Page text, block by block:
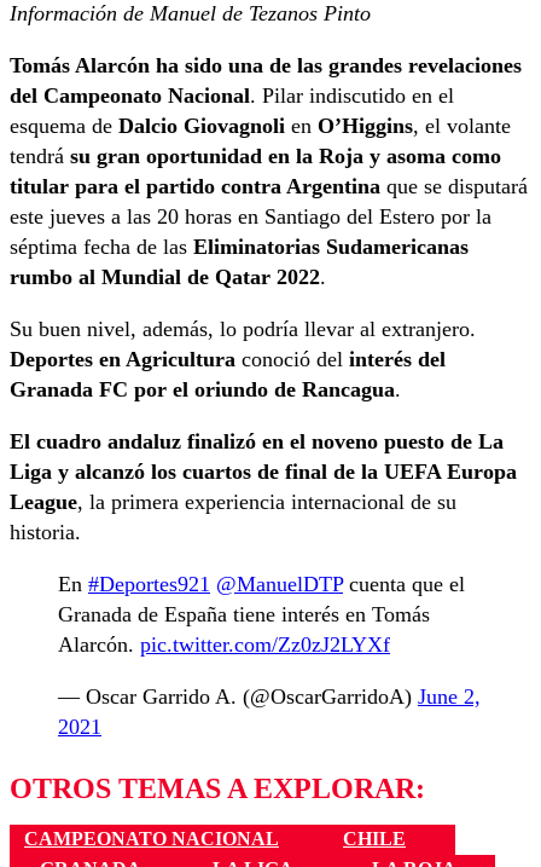
Información de Manuel de Tezanos Pinto
Tomás Alarcón ha sido una de las grandes revelaciones
del Campeonato Nacional. Pilar indiscutido en el
esquema de Dalcio Giovagnoli en O’Higgins, el volante
tendrá su gran oportunidad en la Roja y asoma como
titular para el partido contra Argentina que se disputará
este jueves a las 20 horas en Santiago del Estero por la
séptima fecha de las Eliminatorias Sudamericanas
rumbo al Mundial de Qatar 2022.
Su buen nivel, además, lo podría llevar al extranjero.
Deportes en Agricultura conoció del interés del
Granada FC por el oriundo de Rancagua.
El cuadro andaluz finalizó en el noveno puesto de La
Liga y alcanzó los cuartos de final de la UEFA Europa
League, la primera experiencia internacional de su
historia.
En #Deportes921 @ManuelDTPcuenta que el
Granada de España tiene interés en Tomás
Alarcón. pic.twitter.com/Zz0zJ2LYXf
— Oscar Garrido A. (@OscarGarridoA) June 2,
2021
OTROS TEMAS A EXPLORAR:
CAMPEONATO NACIONAL
CHILE